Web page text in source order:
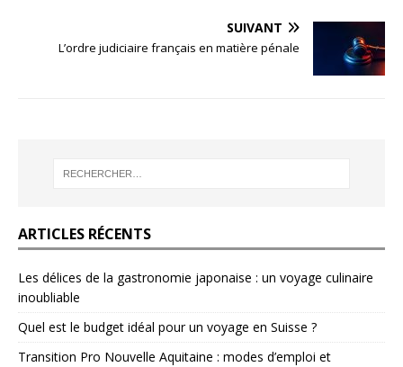
SUIVANT
L’ordre judiciaire français en matière pénale
ARTICLES RÉCENTS
Les délices de la gastronomie japonaise : un voyage culinaire
inoubliable
Quel est le budget idéal pour un voyage en Suisse ?
Transition Pro Nouvelle Aquitaine : modes d’emploi et